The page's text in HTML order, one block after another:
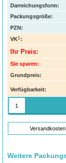
Darreichungsform:
Packungsgröße:
PZN:
VK1:
Ihr Preis:
Sie sparen:
Grundpreis:
Verfügbarkeit:
Versandkosten
Weitere